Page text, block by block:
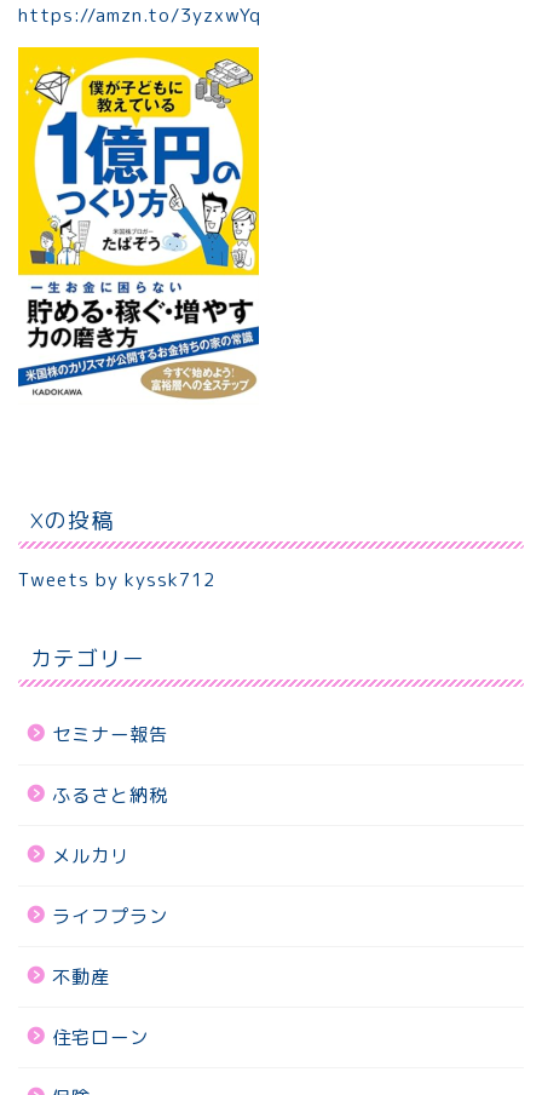
https://amzn.to/3yzxwYq
Xの投稿
Tweets by kyssk712
カテゴリー
セミナー報告
ふるさと納税
メルカリ
ライフプラン
不動産
住宅ローン